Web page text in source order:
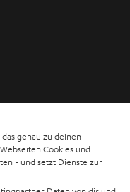
lass dich persönlich
genau zu deinen
Cookies und
- und setzt Dienste zur